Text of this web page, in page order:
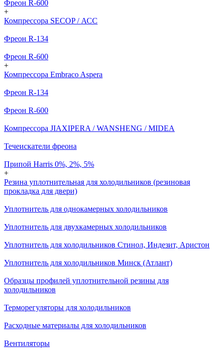
Фреон R-600
+
Компрессора SECOP / АСС
Фреон R-134
Фреон R-600
+
Компрессора Embraco Aspera
Фреон R-134
Фреон R-600
Компрессора JIAXIPERA / WANSHENG / MIDEA
Течеискатели фреона
Припой Harris 0%, 2%, 5%
+
Резина уплотнительная для холодильников (резиновая
прокладка для двери)
Уплотнитель для однокамерных холодильников
Уплотнитель для двухкамерных холодильников
Уплотнитель для холодильников Стинол, Индезит, Аристон
Уплотнитель для холодильников Минск (Атлант)
Образцы профилей уплотнительной резины для
холодильников
Терморегуляторы для холодильников
Расходные материалы для холодильников
Вентиляторы